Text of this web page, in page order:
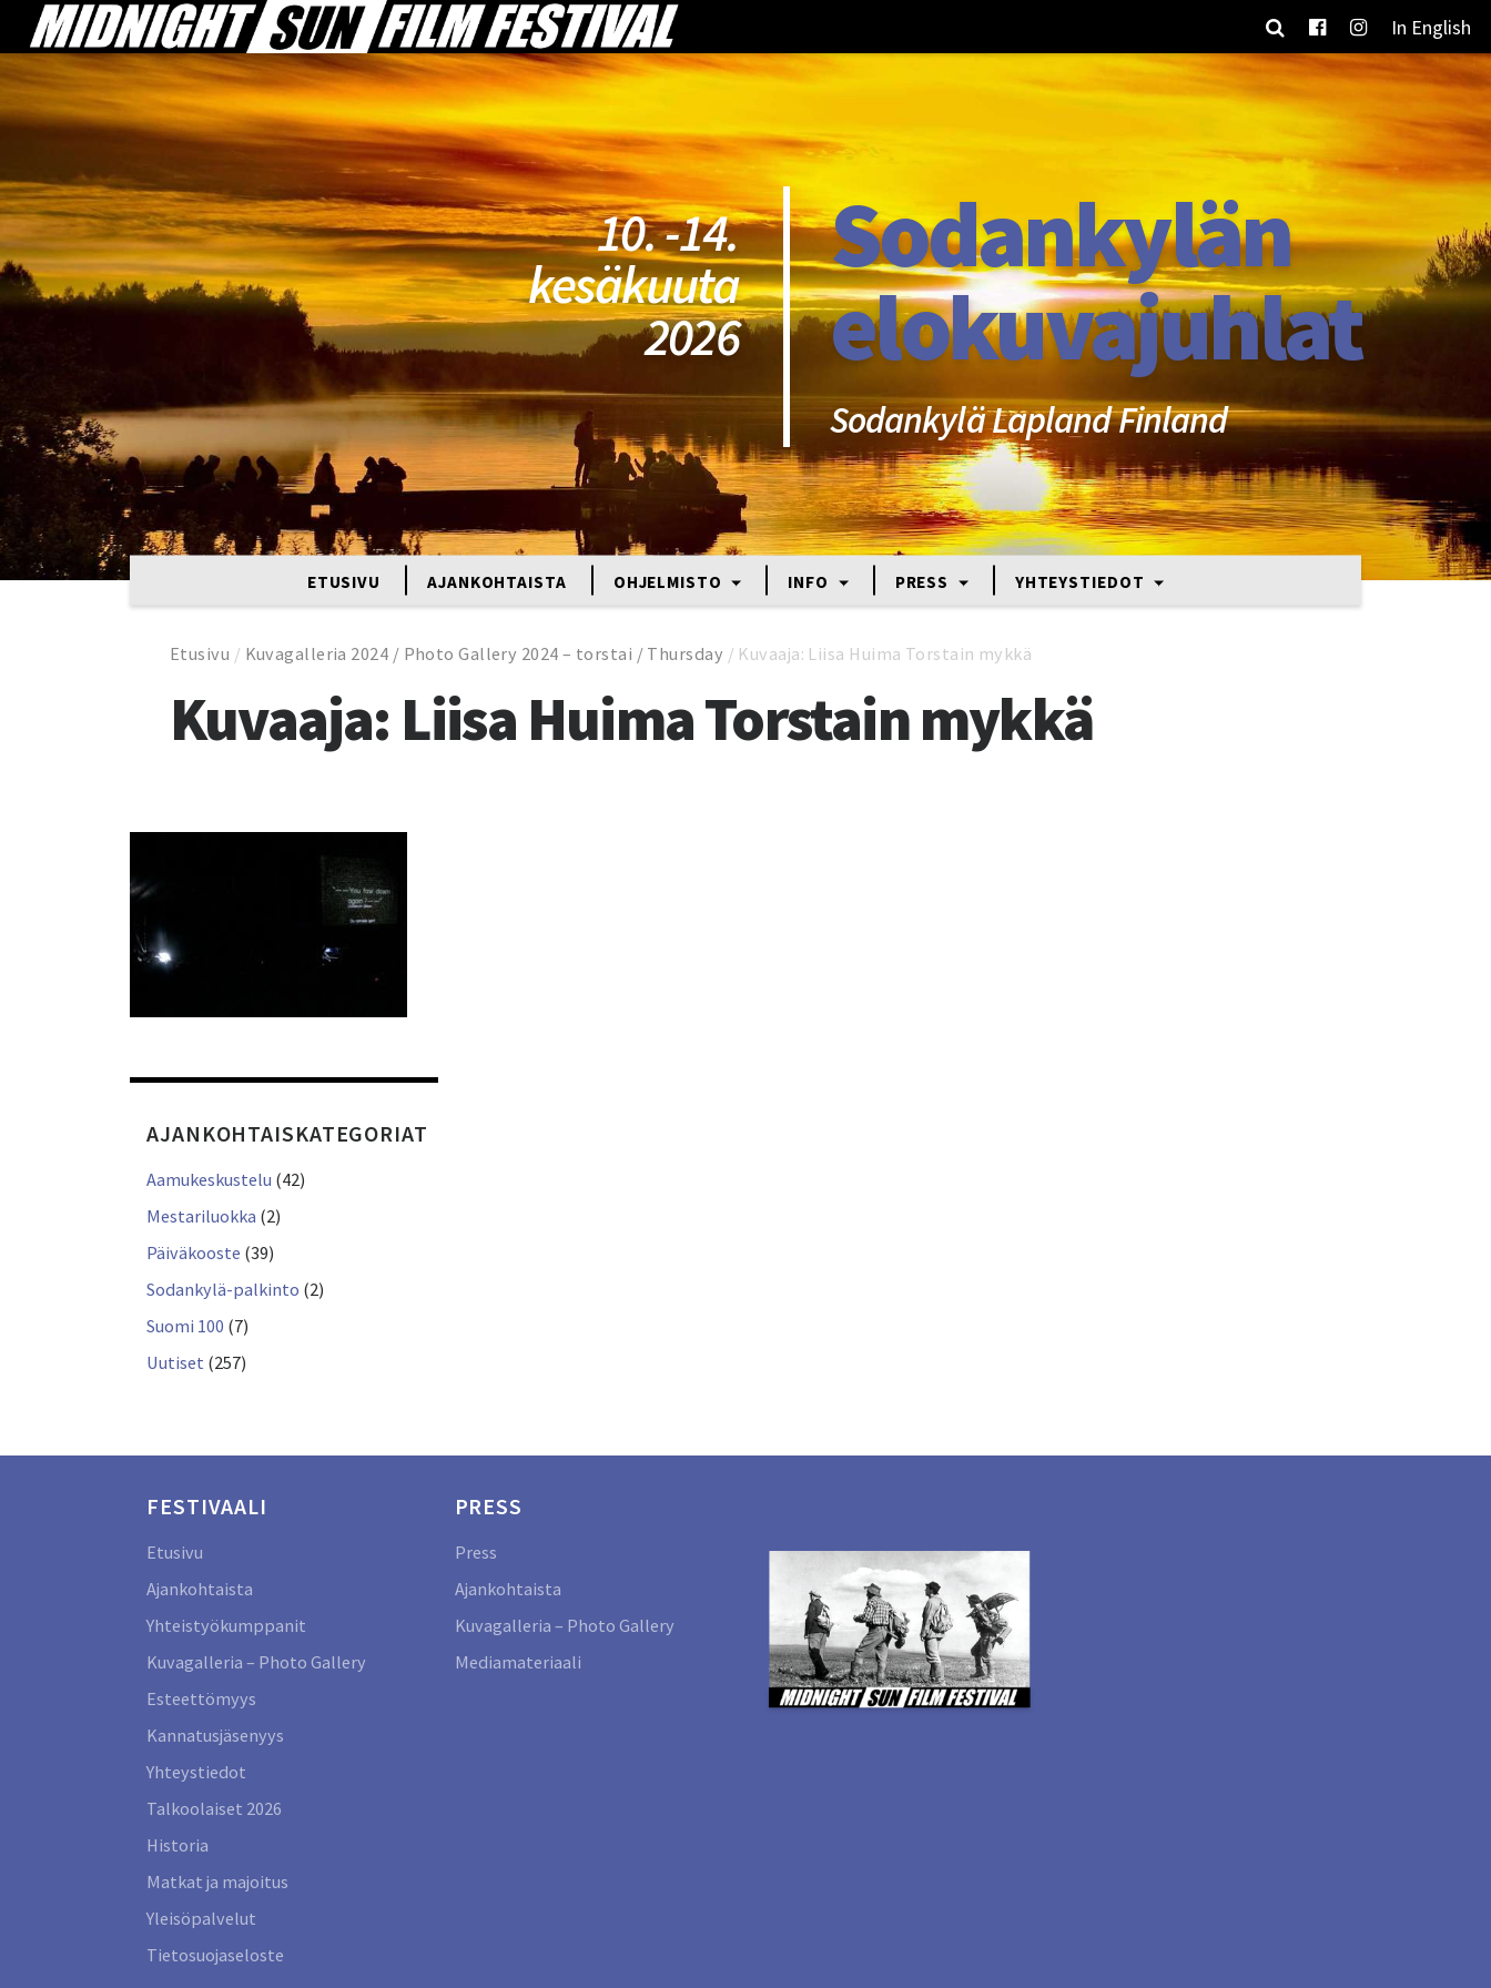
In English
10. -14.
kesäkuuta
2026
Sodankylän
elokuvajuhlat
Sodankylä Lapland Finland
ETUSIVU AJANKOHTAISTA OHJELMISTO INFO PRESS YHTEYSTIEDOT
Etusivu / Kuvagalleria 2024 / Photo Gallery 2024 – torstai / Thursday / Kuvaaja: Liisa Huima Torstain mykkä
Kuvaaja: Liisa Huima Torstain mykkä
AJANKOHTAISKATEGORIAT
Aamukeskustelu (42)
Mestariluokka (2)
Päiväkooste (39)
Sodankylä-palkinto (2)
Suomi 100 (7)
Uutiset (257)
FESTIVAALI
Etusivu
Ajankohtaista
Yhteistyökumppanit
Kuvagalleria – Photo Gallery
Esteettömyys
Kannatusjäsenyys
Yhteystiedot
Talkoolaiset 2026
Historia
Matkat ja majoitus
Yleisöpalvelut
Tietosuojaseloste
PRESS
Press
Ajankohtaista
Kuvagalleria – Photo Gallery
Mediamateriaali